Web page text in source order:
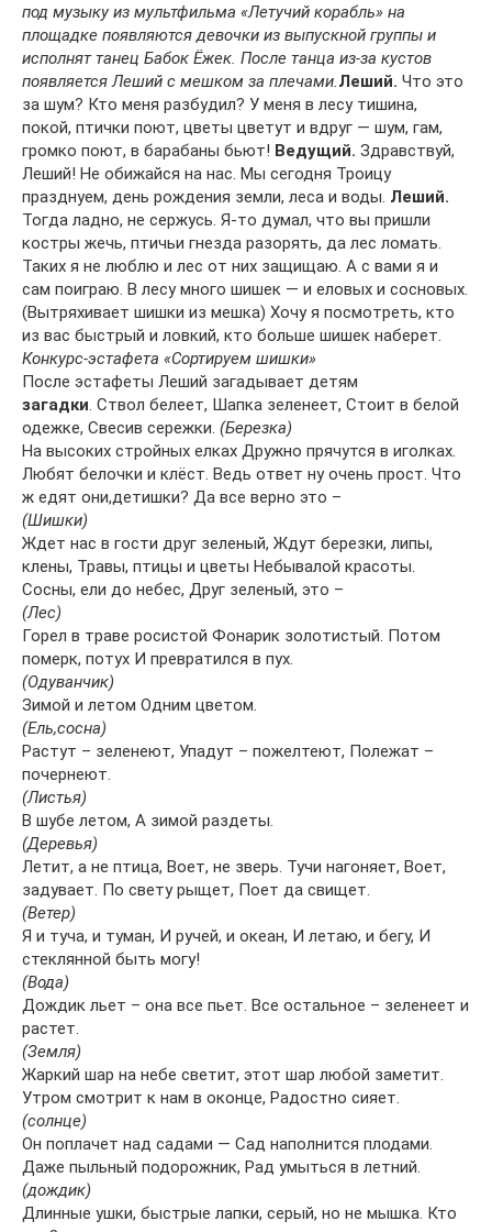
под музыку из мультфильма «Летучий корабль» на
площадке появляются девочки из выпускной группы и
исполнят танец Бабок Ёжек. После танца из-за кустов
появляется Леший с мешком за плечами.Леший. Что это
за шум? Кто меня разбудил? У меня в лесу тишина,
покой, птички поют, цветы цветут и вдруг — шум, гам,
громко поют, в барабаны бьют! Ведущий. Здравствуй,
Леший! Не обижайся на нас. Мы сегодня Троицу
празднуем, день рождения земли, леса и воды. Леший.
Тогда ладно, не сержусь. Я-то думал, что вы пришли
костры жечь, птичьи гнезда разорять, да лес ломать.
Таких я не люблю и лес от них защищаю. А с вами я и
сам поиграю. В лесу много шишек — и еловых и сосновых.
(Вытряхивает шишки из мешка) Хочу я посмотреть, кто
из вас быстрый и ловкий, кто больше шишек наберет.
Конкурс-эстафета «Сортируем шишки»
После эстафеты Леший загадывает детям
загадки. Ствол белеет, Шапка зеленеет, Стоит в белой
одежке, Свесив сережки. (Березка)
На высоких стройных елках Дружно прячутся в иголках.
Любят белочки и клёст. Ведь ответ ну очень прост. Что
ж едят они,детишки? Да все верно это –
(Шишки)
Ждет нас в гости друг зеленый, Ждут березки, липы,
клены, Травы, птицы и цветы Небывалой красоты.
Сосны, ели до небес, Друг зеленый, это –
(Лес)
Горел в траве росистой Фонарик золотистый. Потом
померк, потух И превратился в пух.
(Одуванчик)
Зимой и летом Одним цветом.
(Ель,сосна)
Растут – зеленеют, Упадут – пожелтеют, Полежат –
почернеют.
(Листья)
В шубе летом, А зимой раздеты.
(Деревья)
Летит, а не птица, Воет, не зверь. Тучи нагоняет, Воет,
задувает. По свету рыщет, Поет да свищет.
(Ветер)
Я и туча, и туман, И ручей, и океан, И летаю, и бегу, И
стеклянной быть могу!
(Вода)
Дождик льет – она все пьет. Все остальное – зеленеет и
растет.
(Земля)
Жаркий шар на небе светит, этот шар любой заметит.
Утром смотрит к нам в оконце, Радостно сияет.
(солнце)
Он поплачет над садами — Сад наполнится плодами.
Даже пыльный подорожник, Рад умыться в летний.
(дождик)
Длинные ушки, быстрые лапки, серый, но не мышка. Кто